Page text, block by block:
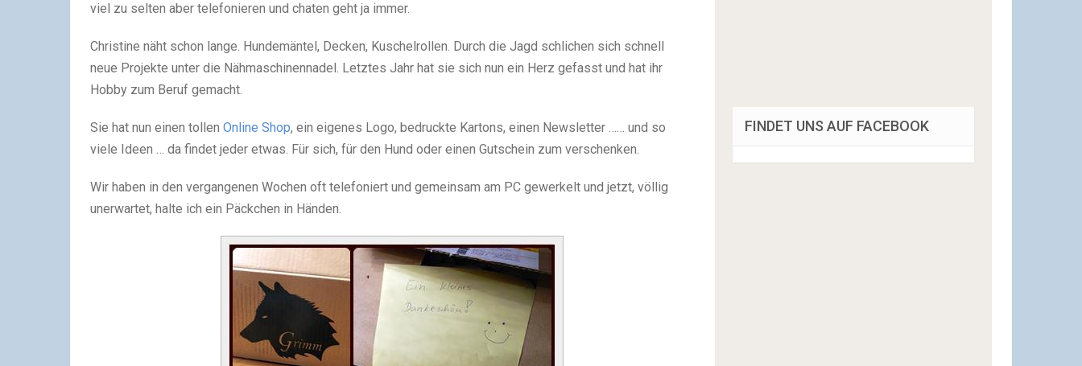
viel zu selten aber telefonieren und chaten geht ja immer.
Christine näht schon lange. Hundemäntel, Decken, Kuschelrollen. Durch die Jagd schlichen sich schnell
neue Projekte unter die Nähmaschinennadel. Letztes Jahr hat sie sich nun ein Herz gefasst und hat ihr
Hobby zum Beruf gemacht.
Sie hat nun einen tollen Online Shop, ein eigenes Logo, bedruckte Kartons, einen Newsletter …… und so
viele Ideen … da findet jeder etwas. Für sich, für den Hund oder einen Gutschein zum verschenken.
Wir haben in den vergangenen Wochen oft telefoniert und gemeinsam am PC gewerkelt und jetzt, völlig
unerwartet, halte ich ein Päckchen in Händen.
FINDET UNS AUF FACEBOOK